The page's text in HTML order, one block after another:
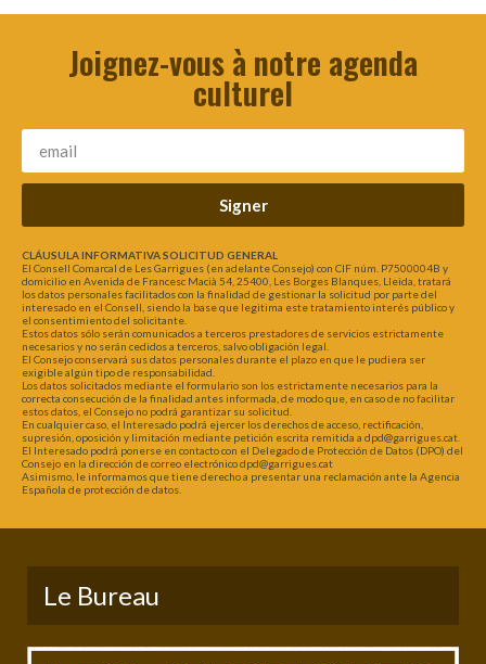
Joignez-vous à notre agenda
culturel
Signer
CLÁUSULA INFORMATIVA SOLICITUD GENERAL
El Consell Comarcal de Les Garrigues (en adelante Consejo) con CIF núm. P7500004B y
domicilio en Avenida de Francesc Macià 54, 25400, Les Borges Blanques, Lleida, tratará
los datos personales facilitados con la finalidad de gestionar la solicitud por parte del
interesado en el Consell, siendo la base que legitima este tratamiento interés público y
el consentimiento del solicitante.
Estos datos sólo serán comunicados a terceros prestadores de servicios estrictamente
necesarios y no serán cedidos a terceros, salvo obligación legal.
El Consejo conservará sus datos personales durante el plazo en que le pudiera ser
exigible algún tipo de responsabilidad.
Los datos solicitados mediante el formulario son los estrictamente necesarios para la
correcta consecución de la finalidad antes informada, de modo que, en caso de no facilitar
estos datos, el Consejo no podrá garantizar su solicitud.
En cualquier caso, el Interesado podrá ejercer los derechos de acceso, rectificación,
supresión, oposición y limitación mediante petición escrita remitida a dpd@garrigues.cat.
El Interesado podrá ponerse en contacto con el Delegado de Protección de Datos (DPO) del
Consejo en la dirección de correo electrónico dpd@garrigues.cat
Asimismo, le informamos que tiene derecho a presentar una reclamación ante la Agencia
Española de protección de datos.
Le Bureau